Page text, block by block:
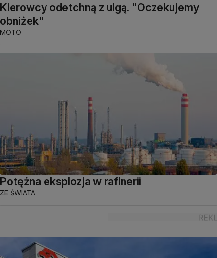
Kierowcy odetchną z ulgą. "Oczekujemy
obniżek"
MOTO
Potężna eksplozja w rafinerii
ZE ŚWIATA